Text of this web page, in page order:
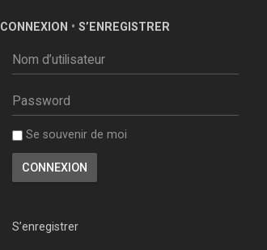
CONNEXION • S’ENREGISTRER
Se souvenir de moi
S’enregistrer